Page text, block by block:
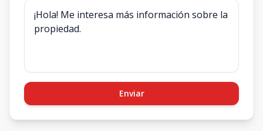
Enviar